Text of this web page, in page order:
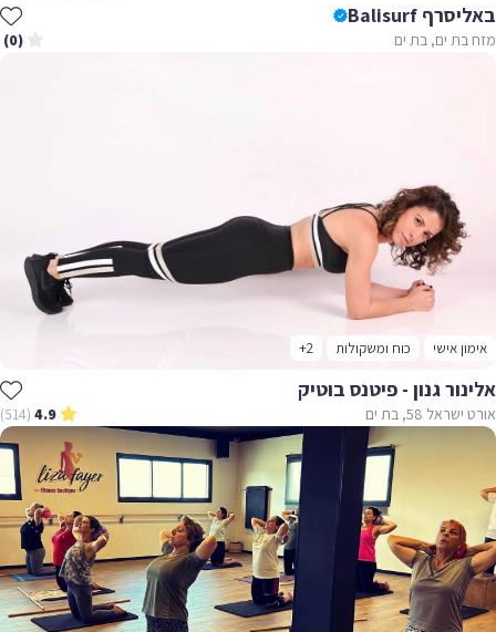
באליסרף Balisurf
מזח בת ים, בת ים (0)
אימון אישי כוח ומשקולות +2
אלינור גנון - פיטנס בוטיק
אורט ישראל 58, בת ים 4.9
(514)